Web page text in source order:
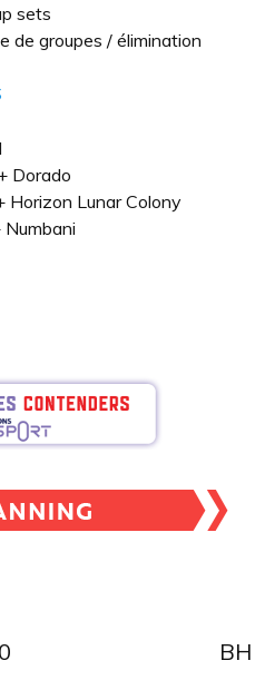
sets
de groupes / élimination
Dorado
Horizon Lunar Colony
BH